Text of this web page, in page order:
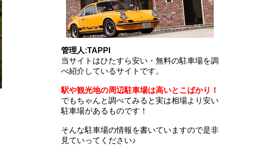
管理人:TAPPI
当サイトはひたすら安い・無料の駐車場を調
べ紹介しているサイトです。
駅や観光地の周辺駐車場は高いとこばかり！
でもちゃんと調べてみると実は相場より安い
駐車場があるものです！
そんな駐車場の情報を書いていますので是非
見ていってください♪